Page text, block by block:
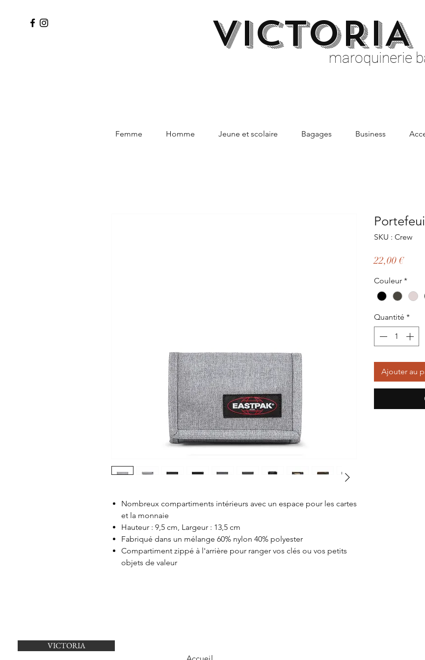
VICTORIA
maroquinerie
Femme Homme Jeune et scolaire Bagages Business
Nombreux compartiments intérieurs avec un espace pour les cartes
et la monnaie
Hauteur : 9,5 cm, Largeur : 13,5 cm
Fabriqué dans un mélange 60% nylon 40% polyester
Compartiment zippé à l'arrière pour ranger vos clés ou vos petits
objets de valeur
SKU : Crew
22,00 €Prix
Couleur *
Quantité *
Ajouter au
VICTORIA